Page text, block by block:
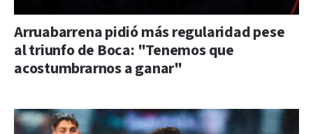
Arruabarrena pidió más regularidad pese
al triunfo de Boca: "Tenemos que
acostumbrarnos a ganar"